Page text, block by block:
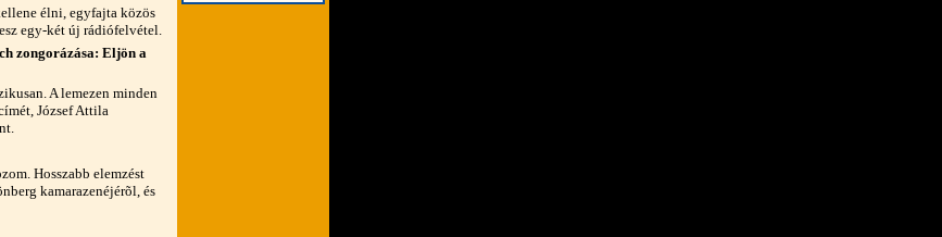
élni, egyfajta közös
egy-két új rádiófelvétel.
zongorázása: Eljön a
A lemezen minden
József Attila
Hosszabb elemzést
kamarazenéjérõl, és